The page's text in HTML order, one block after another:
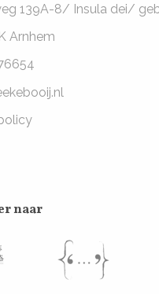
139A-8/ Insula dei/
Arnhem
naar